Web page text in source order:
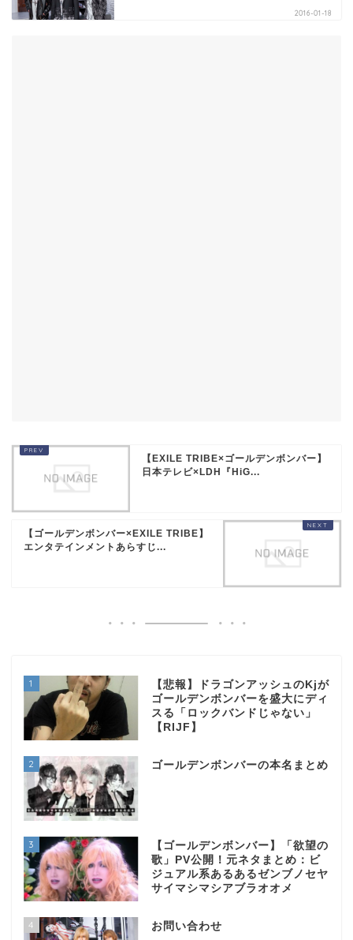
2016-01-18
【EXILE TRIBE×ゴールデンボンバー】
日本テレビ×LDH『HiG...
【ゴールデンボンバー×EXILE TRIBE】
エンタテインメントあらすじ...
1
【悲報】ドラゴンアッシュのKjが
ゴールデンボンバーを盛大にディ
スる「ロックバンドじゃない」
【RIJF】
2 ゴールデンボンバーの本名まとめ
3
【ゴールデンボンバー】「欲望の
歌」PV公開！元ネタまとめ：ビ
ジュアル系あるあるゼンブノセヤ
サイマシマシアブラオオメ
4 お問い合わせ